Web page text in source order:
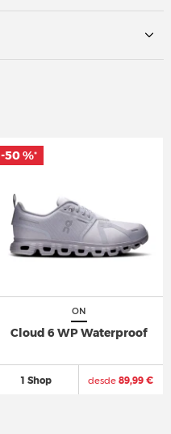
ON
Cloud 6 WP Waterproof
1 Shop desde 89,99 €
-50 %*
-50 %*